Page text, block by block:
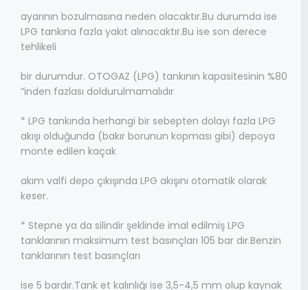
ayarının bozulmasına neden olacaktır.Bu durumda ise
LPG tankına fazla yakıt alınacaktır.Bu ise son derece
tehlikeli
bir durumdur. OTOGAZ (LPG) tankının kapasitesinin %80
“inden fazlası doldurulmamalıdır
* LPG tankında herhangi bir sebepten dolayı fazla LPG
akışı olduğunda (bakır borunun kopması gibi) depoya
monte edilen kaçak
akım valfi depo çıkışında LPG akışını otomatik olarak
keser.
* Stepne ya da silindir şeklinde imal edilmiş LPG
tanklarının maksimum test basınçları 105 bar dır.Benzin
tanklarının test basınçları
ise 5 bardır.Tank et kalınlığı ise 3,5-4,5 mm olup kaynak